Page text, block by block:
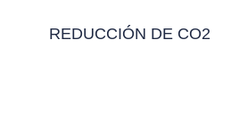
REDUCCIÓN DE CO2